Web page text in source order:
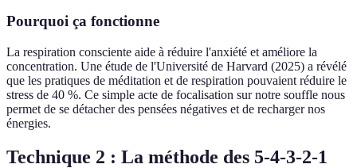
Pourquoi ça fonctionne
La respiration consciente aide à réduire l'anxiété et améliore la
concentration. Une étude de l'Université de Harvard (2025) a révélé
que les pratiques de méditation et de respiration pouvaient réduire le
stress de 40 %. Ce simple acte de focalisation sur notre souffle nous
permet de se détacher des pensées négatives et de recharger nos
énergies.
Technique 2 : La méthode des 5-4-3-2-1